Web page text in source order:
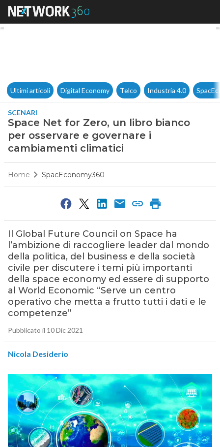
Space Net for Zero, un libro
Ultimi articoli Digital Economy Telco Industria 4.0
SCENARI
Space Net for Zero, un libro bianco
per osservare e governare i
cambiamenti climatici
Home SpacEconomy360
Il Global Future Council on Space ha
l’ambizione di raccogliere leader dal mondo
della politica, del business e della società
civile per discutere i temi più importanti
della space economy ed essere di supporto
al World Economic “Serve un centro
operativo che metta a frutto tutti i dati e le
competenze”
Pubblicato il 10 Dic 2021
Nicola Desiderio